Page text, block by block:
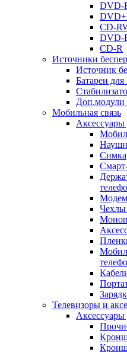
DVD-
CD-
DVD-
CD-R
Источники
Источник
Батареи
Мобильная связь
Аксессуары
Чехлы
Телевизоры и
Аксессуары